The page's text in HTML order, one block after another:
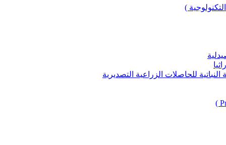
)
للحاصلات الزراعية التصديرية